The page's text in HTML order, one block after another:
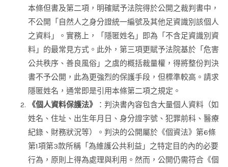
本條但書及第二項，明確賦予法院得於公開之裁判書中，
不公開「自然人之身分證統一編號及其他足資識別該個人
之資料」。實務上，「隱匿姓名」即為「不含足資識別資
料」的最常見方式。此外，第三項更賦予法院基於「危害
公共秩序、善良風俗」之虞的概括裁量權，得將整份判決
書不予公開，此為更強烈的保護手段，但標準較高。請求
隱匿姓名，通常即是引用本條第二項之規定。
《個人資料保護法》
：判決書內容包含大量個人資料（如
姓名、住址、出生年月日、身分證字號、犯罪前科、醫療
紀錄、財務狀況等）。判決的公開屬於《個資法》第6條
第1項第3款所稱「為維護公共利益」之特定目的內的必要
行為，原則上得為處理與利用。然而，公開仍需符合《個